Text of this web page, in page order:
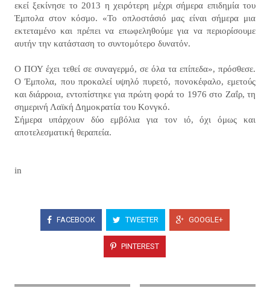
εκεί ξεκίνησε το 2013 η χειρότερη μέχρι σήμερα επιδημία του
Έμπολα στον κόσμο. «Το οπλοστάσιό μας είναι σήμερα μια
εκτεταμένο και πρέπει να επωφεληθούμε για να περιορίσουμε
αυτήν την κατάσταση το συντομότερο δυνατόν.
Ο ΠΟΥ έχει τεθεί σε συναγερμό, σε όλα τα επίπεδα», πρόσθεσε.
Ο Έμπολα, που προκαλεί υψηλό πυρετό, πονοκέφαλο, εμετούς
και διάρροια, εντοπίστηκε για πρώτη φορά το 1976 στο Ζαΐρ, τη
σημερινή Λαϊκή Δημοκρατία του Κονγκό.
Σήμερα υπάρχουν δύο εμβόλια για τον ιό, όχι όμως και
αποτελεσματική θεραπεία.
in
FACEBOOK TWEETER GOOGLE+
PINTEREST